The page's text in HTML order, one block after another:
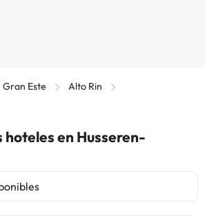
Gran Este
Alto Rin
hoteles en Husseren-